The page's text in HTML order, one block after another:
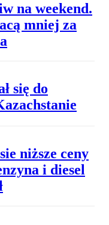
na weekend.
mniej za
się do
niższe ceny
i diesel